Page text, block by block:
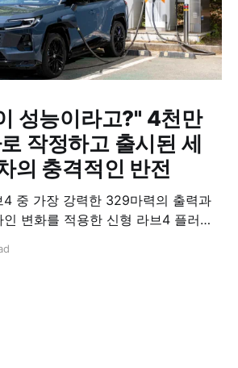
성능이라고?" 4천만
작정하고 출시된 세
의 충격적인 반전
4 중 가장 강력한 329마력의 출력과
변화를 적용한 신형 라브4 플러그
기 모드로만 70km 이상 주행할 수 있